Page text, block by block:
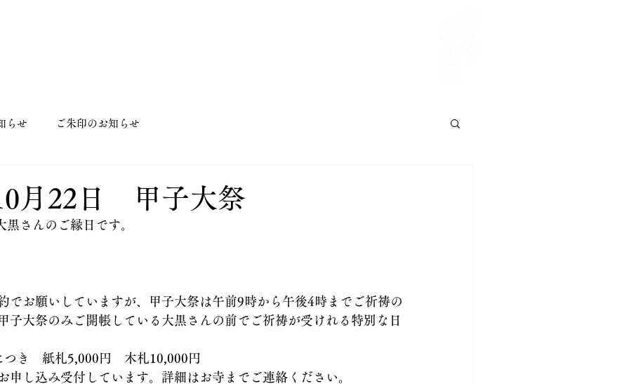
らせ ご朱印のお知らせ
月22日 甲子大祭
さんのご縁日です。
でお願いしていますが、甲子大祭は午前9時から午後4時までご祈祷の
子大祭のみご開帳している大黒さんの前でご祈祷が受けれる特別な日
つき　紙札5,000円　木札10,000円
し込み受付しています。詳細はお寺までご連絡ください。